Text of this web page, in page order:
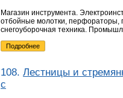
Магазин инструмента.
отбойные молотки, перфораторы,
снегоуборочная техника.
Подробнее
108. Лестницы и
с